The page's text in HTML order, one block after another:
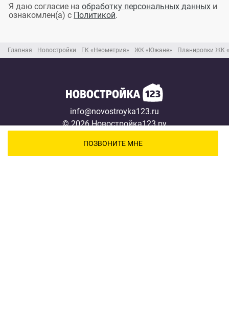
Главная Новостройки ГК «Неометрия» ЖК «Южане» Планировки ЖК
Я даю согласие на обработку персональных данных и
ознакомлен(а) с Политикой.
info@novostroyka123.ru
© 2026 Новостройка123.ру
ПОЗВОНИТЕ МНЕ